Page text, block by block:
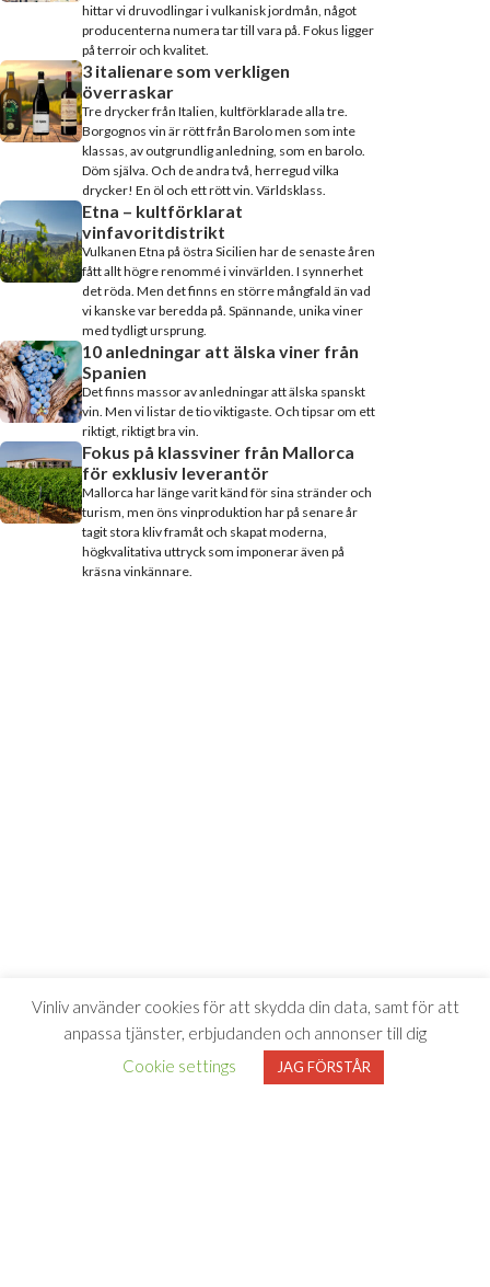
hittar vi druvodlingar i vulkanisk jordmån, något
producenterna numera tar till vara på. Fokus ligger
på terroir och kvalitet.
3 italienare som verkligen
överraskar
Tre drycker från Italien, kultförklarade alla tre.
Borgognos vin är rött från Barolo men som inte
klassas, av outgrundlig anledning, som en barolo.
Döm själva. Och de andra två, herregud vilka
drycker! En öl och ett rött vin. Världsklass.
Etna – kultförklarat
vinfavoritdistrikt
Vulkanen Etna på östra Sicilien har de senaste åren
fått allt högre renommé i vinvärlden. I synnerhet
det röda. Men det finns en större mångfald än vad
vi kanske var beredda på. Spännande, unika viner
med tydligt ursprung.
10 anledningar att älska viner från
Spanien
Det finns massor av anledningar att älska spanskt
vin. Men vi listar de tio viktigaste. Och tipsar om ett
riktigt, riktigt bra vin.
Fokus på klassviner från Mallorca
för exklusiv leverantör
Mallorca har länge varit känd för sina stränder och
turism, men öns vinproduktion har på senare år
tagit stora kliv framåt och skapat moderna,
högkvalitativa uttryck som imponerar även på
kräsna vinkännare.
Vinliv använder cookies för att skydda din data, samt för att
anpassa tjänster, erbjudanden och annonser till dig
Cookie settings
JAG FÖRSTÅR